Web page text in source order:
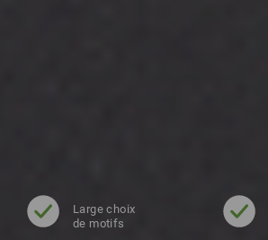
Large choix
de motifs